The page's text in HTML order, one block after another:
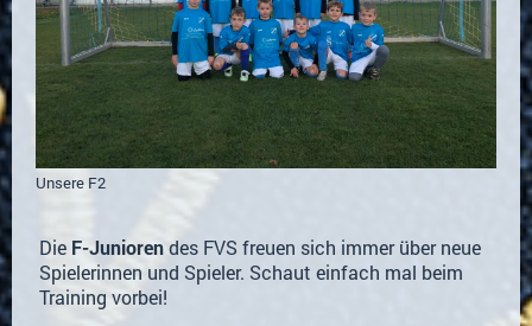
Unsere F2
Die F-Juniorendes FVS freuen sich immer über neue
Spielerinnen und Spieler. Schaut einfach mal beim
Training vorbei!